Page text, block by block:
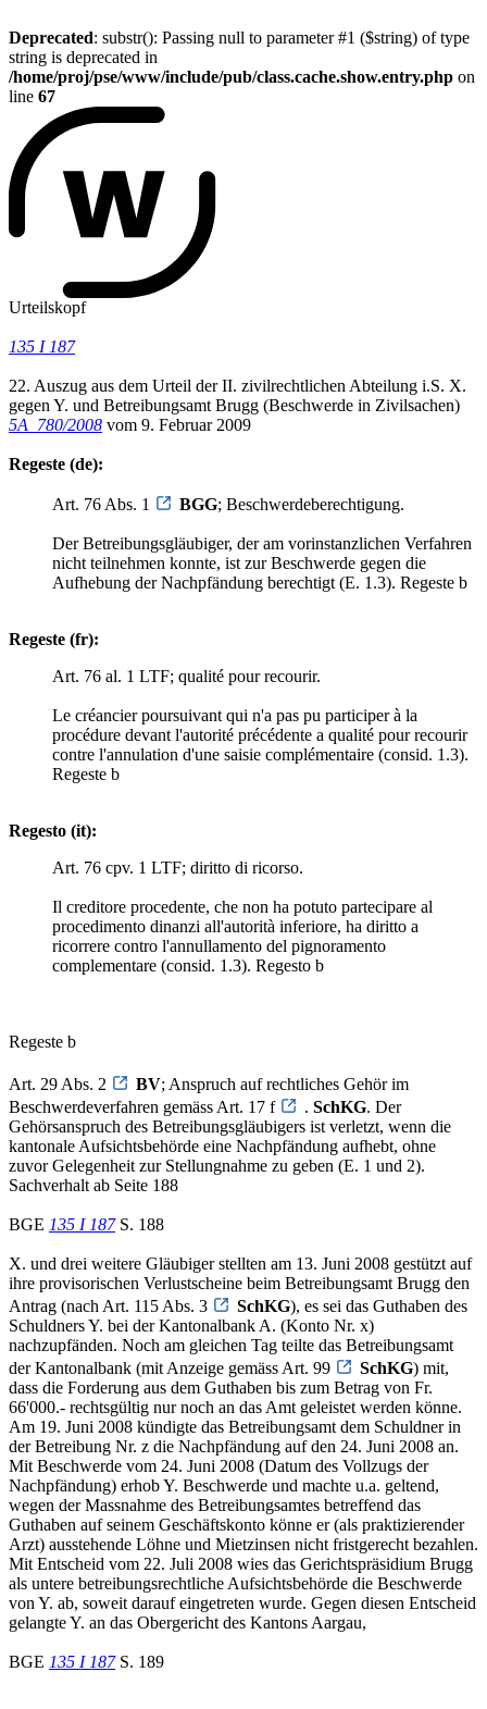
Deprecated: substr(): Passing null to parameter #1 ($string) of type
string is deprecated in
/home/proj/pse/www/include/pub/class.cache.show.entry.php on
line 67
Urteilskopf
135 I 187
22. Auszug aus dem Urteil der II. zivilrechtlichen Abteilung i.S. X.
gegen Y. und Betreibungsamt Brugg (Beschwerde in Zivilsachen)
5A_780/2008 vom 9. Februar 2009
Regeste (de):
Art. 76 Abs. 1 BGG; Beschwerdeberechtigung.
Der Betreibungsgläubiger, der am vorinstanzlichen Verfahren
nicht teilnehmen konnte, ist zur Beschwerde gegen die
Aufhebung der Nachpfändung berechtigt (E. 1.3). Regeste b
Regeste (fr):
Art. 76 al. 1 LTF; qualité pour recourir.
Le créancier poursuivant qui n'a pas pu participer à la
procédure devant l'autorité précédente a qualité pour recourir
contre l'annulation d'une saisie complémentaire (consid. 1.3).
Regeste b
Regesto (it):
Art. 76 cpv. 1 LTF; diritto di ricorso.
Il creditore procedente, che non ha potuto partecipare al
procedimento dinanzi all'autorità inferiore, ha diritto a
ricorrere contro l'annullamento del pignoramento
complementare (consid. 1.3). Regesto b
Regeste b
Art. 29 Abs. 2 BV; Anspruch auf rechtliches Gehör im
Beschwerdeverfahren gemäss Art. 17 f
. SchKG. Der
Gehörsanspruch des Betreibungsgläubigers ist verletzt, wenn die
kantonale Aufsichtsbehörde eine Nachpfändung aufhebt, ohne
zuvor Gelegenheit zur Stellungnahme zu geben (E. 1 und 2).
Sachverhalt ab Seite 188
BGE 135 I 187S. 188
X. und drei weitere Gläubiger stellten am 13. Juni 2008 gestützt auf
ihre provisorischen Verlustscheine beim Betreibungsamt Brugg den
Antrag (nach Art. 115 Abs. 3
SchKG), es sei das Guthaben des
Schuldners Y. bei der Kantonalbank A. (Konto Nr. x)
nachzupfänden. Noch am gleichen Tag teilte das Betreibungsamt
der Kantonalbank (mit Anzeige gemäss Art. 99
SchKG) mit,
dass die Forderung aus dem Guthaben bis zum Betrag von Fr.
66'000.- rechtsgültig nur noch an das Amt geleistet werden könne.
Am 19. Juni 2008 kündigte das Betreibungsamt dem Schuldner in
der Betreibung Nr. z die Nachpfändung auf den 24. Juni 2008 an.
Mit Beschwerde vom 24. Juni 2008 (Datum des Vollzugs der
Nachpfändung) erhob Y. Beschwerde und machte u.a. geltend,
wegen der Massnahme des Betreibungsamtes betreffend das
Guthaben auf seinem Geschäftskonto könne er (als praktizierender
Arzt) ausstehende Löhne und Mietzinsen nicht fristgerecht bezahlen.
Mit Entscheid vom 22. Juli 2008 wies das Gerichtspräsidium Brugg
als untere betreibungsrechtliche Aufsichtsbehörde die Beschwerde
von Y. ab, soweit darauf eingetreten wurde. Gegen diesen Entscheid
gelangte Y. an das Obergericht des Kantons Aargau,
BGE 135 I 187S. 189